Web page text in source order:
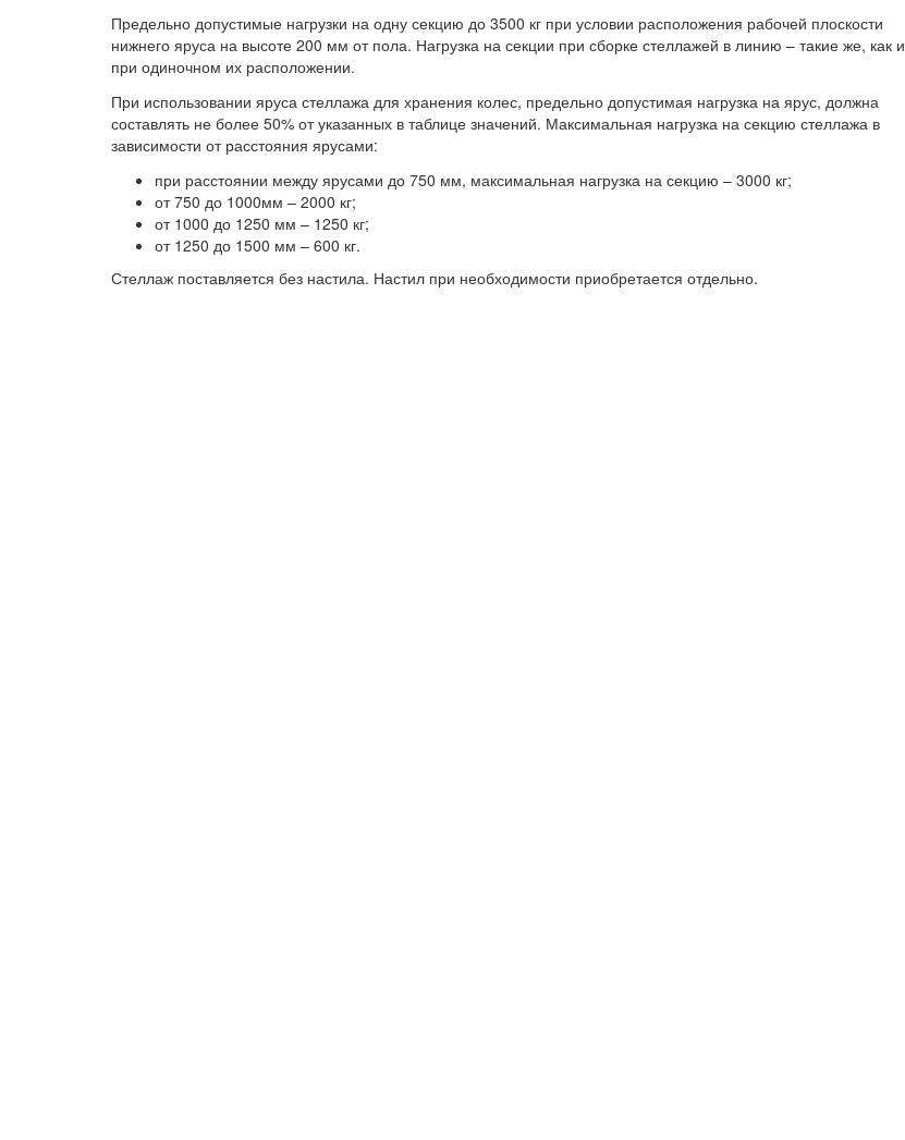
Предельно допустимые нагрузки на одну секцию до 3500 кг при условии расположения рабочей плоскости
нижнего яруса на высоте 200 мм от пола. Нагрузка на секции при сборке стеллажей в линию – такие же, как и
при одиночном их расположении.
При использовании яруса стеллажа для хранения колес, предельно допустимая нагрузка на ярус, должна
составлять не более 50% от указанных в таблице значений. Максимальная нагрузка на секцию стеллажа в
зависимости от расстояния ярусами:
при расстоянии между ярусами до 750 мм, максимальная нагрузка на секцию – 3000 кг;
от 750 до 1000мм – 2000 кг;
от 1000 до 1250 мм – 1250 кг;
от 1250 до 1500 мм – 600 кг.
Стеллаж поставляется без настила. Настил при необходимости приобретается отдельно.